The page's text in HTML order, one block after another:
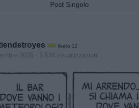
Post Singolo
livello 12
2025 - 5.534 visualizzazioni